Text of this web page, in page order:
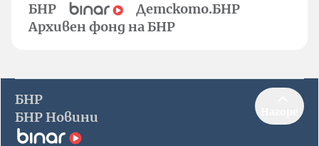
БНР
Детското.БНР
Архивен фонд на БНР
БНР
БНР Новини